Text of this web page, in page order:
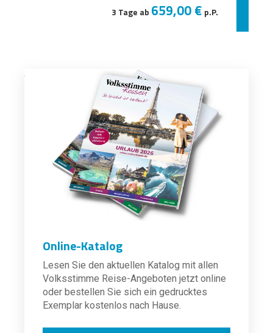
3 Tage ab 659,00 € p.P.
Online-Katalog
Lesen Sie den aktuellen Katalog mit allen
Volksstimme Reise-Angeboten jetzt online
oder bestellen Sie sich ein gedrucktes
Exemplar kostenlos nach Hause.